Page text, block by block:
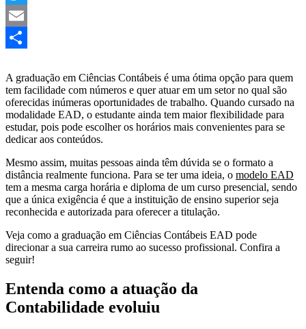
Twitter
Email
A graduação em Ciências Contábeis é uma ótima opção para quem
tem facilidade com números e quer atuar em um setor no qual são
oferecidas inúmeras oportunidades de trabalho. Quando cursado na
modalidade EAD, o estudante ainda tem maior flexibilidade para
estudar, pois pode escolher os horários mais convenientes para se
dedicar aos conteúdos.
Mesmo assim, muitas pessoas ainda têm dúvida se o formato a
distância realmente funciona. Para se ter uma ideia, o modelo EAD
tem a mesma carga horária e diploma de um curso presencial, sendo
que a única exigência é que a instituição de ensino superior seja
reconhecida e autorizada para oferecer a titulação.
Veja como a graduação em Ciências Contábeis EAD pode
direcionar a sua carreira rumo ao sucesso profissional. Confira a
seguir!
Entenda como a atuação da
Contabilidade evoluiu